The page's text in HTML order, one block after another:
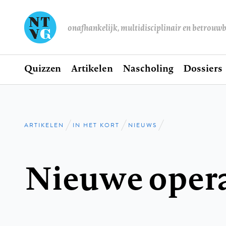
onafhankelijk, multidisciplinair en
Hoofdnavigatie
Home
Quizzen Artikelen Nascholing Dossiers
Kruimelpad
ARTIKELEN IN HET KORT NIEUWS
Nieuwe